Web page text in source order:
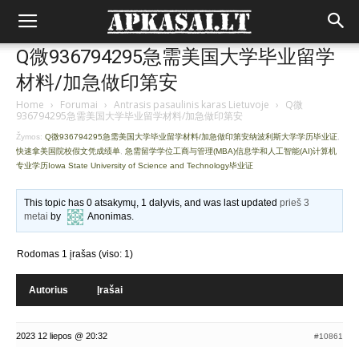
Q微936794295急需美国大学毕业留学
材料/加急做印第安
Home › Forumai › Antrasis pasaulinis karas Lietuvoje › Q微
936794295急需美国大学毕业留学材料/加急做印第安
Žymos: Q微936794295急需美国大学毕业留学材料/加急做印第安纳波利斯大学学历毕业证
快速拿美国院校假文凭成绩单 急需留学学位工商与管理(MBA)信息学和人工智能(AI)计算机
专业学历Iowa State University of Science and Technology毕业证
This topic has 0 atsakymų, 1 dalyvis, and was last updatedprieš 3
metai by Anonimas.
Rodomas 1 įrašas (viso: 1)
Autorius Įrašai
2023 12 liepos @ 20:32 #10861